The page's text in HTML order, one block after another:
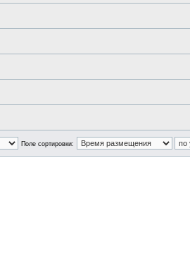
Поле сортировки: